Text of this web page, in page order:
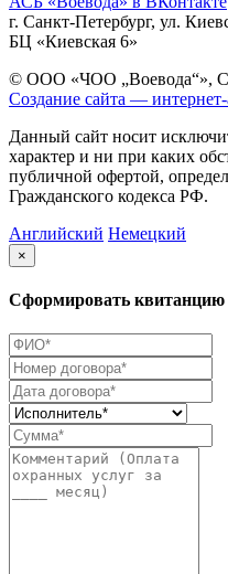
г. Санкт-Петербург, ул.
БЦ «Киевская 6»
© ООО «ЧОО „Воевода“»,
Создание сайта —
Данный сайт носит
характер и ни при каких
публичной офертой,
Гражданского кодекса РФ.
Английский Немецкий
×
Сформировать квитанцию